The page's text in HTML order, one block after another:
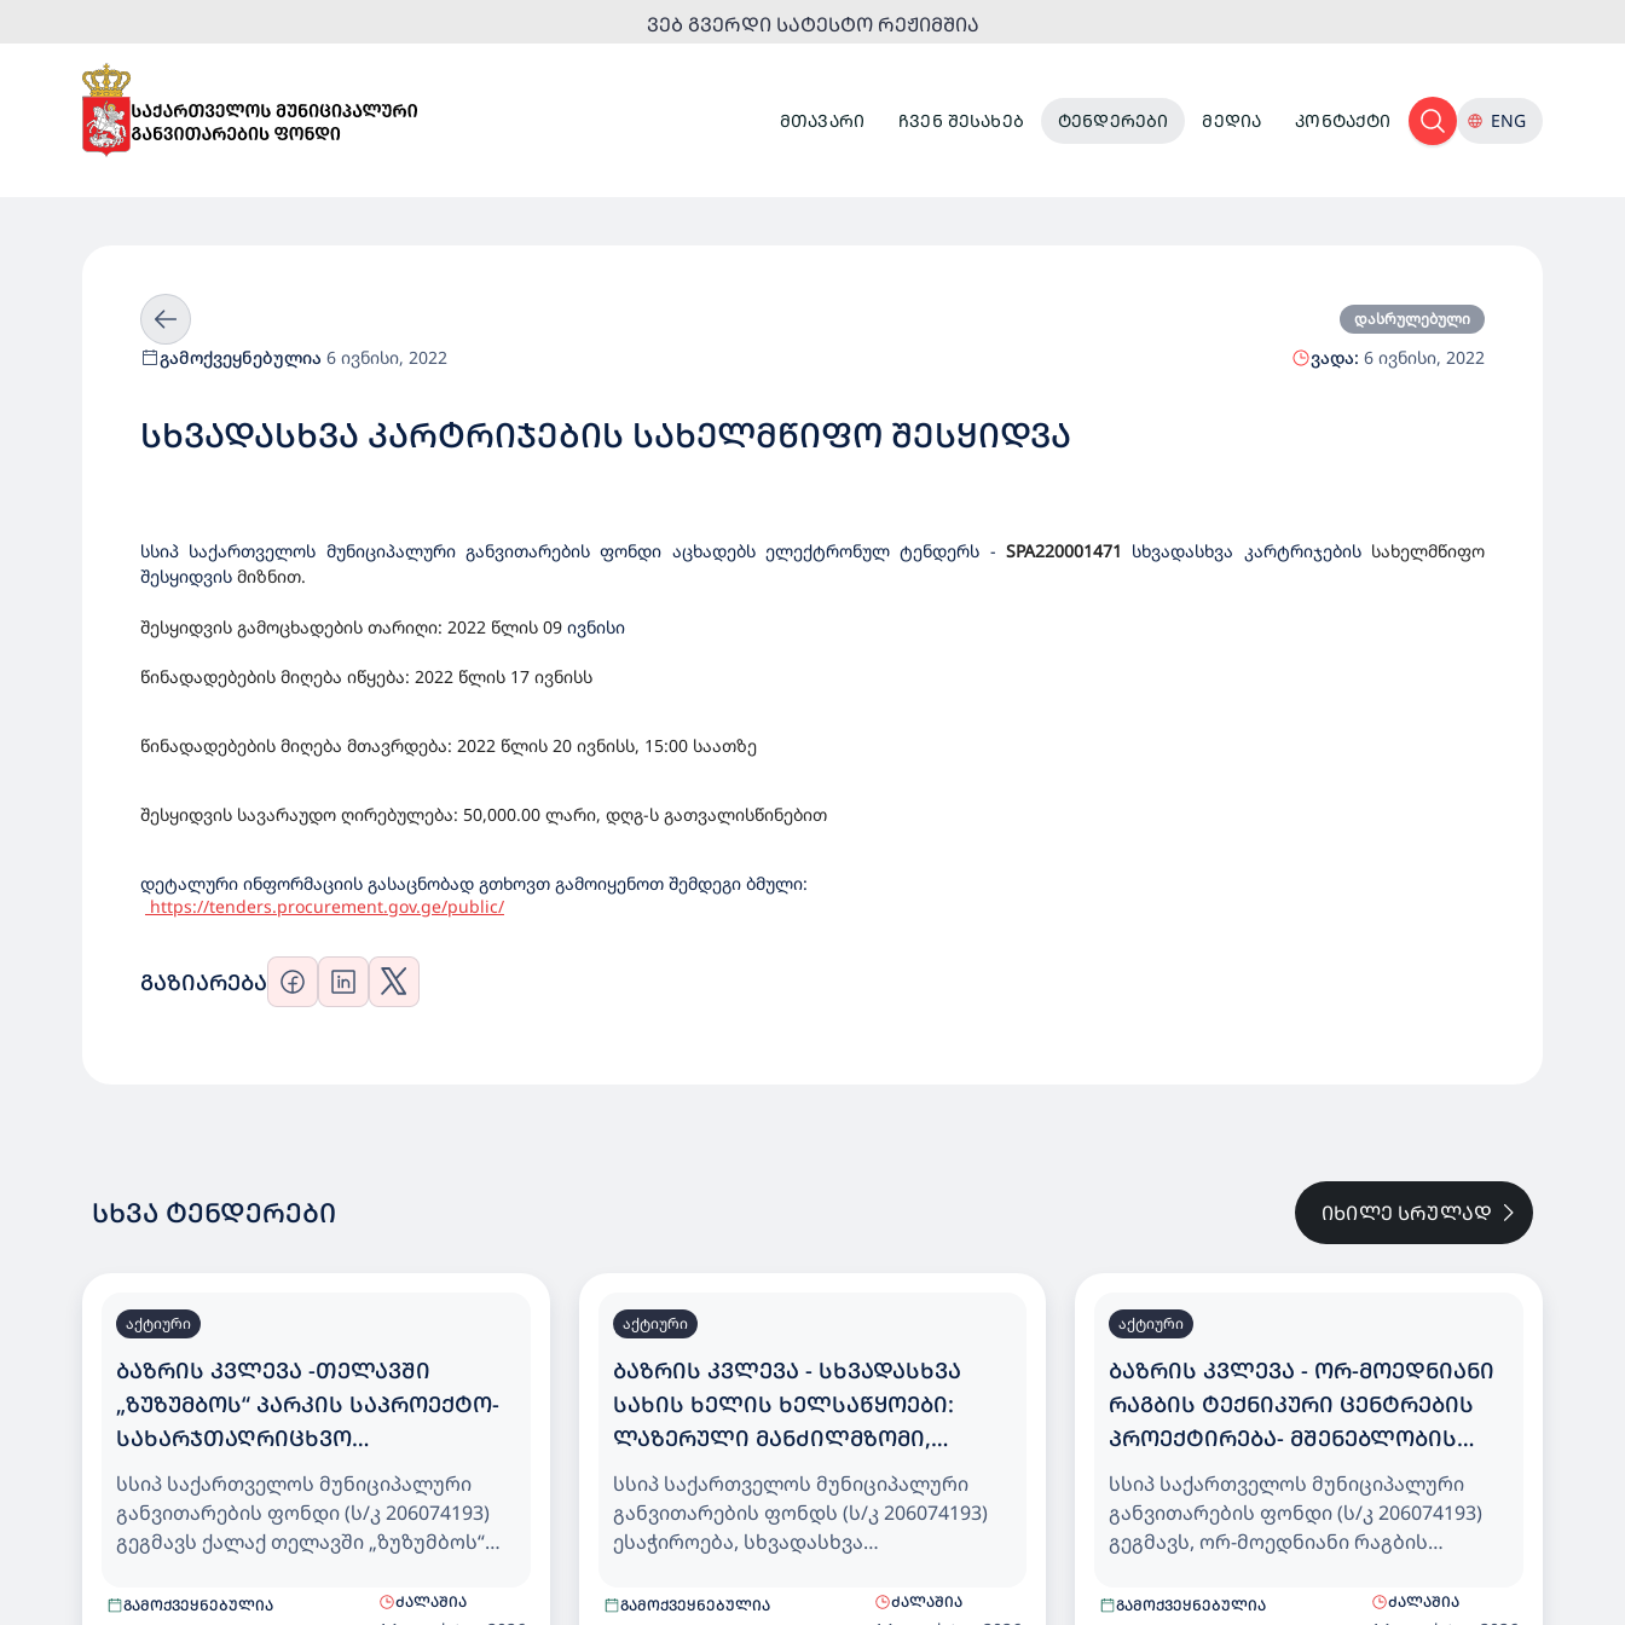
ᲕᲔᲑ ᲒᲕᲔᲠᲓᲘ ᲡᲐᲢᲔᲡᲢᲝ ᲠᲔᲟᲘᲛᲨᲘᲐ
ᲛᲗᲐᲕᲐᲠᲘ ᲩᲕᲔᲜ ᲨᲔᲡᲐᲮᲔᲑ ᲢᲔᲜᲓᲔᲠᲔᲑᲘ ᲛᲔᲓᲘᲐ ᲙᲝᲜᲢᲐᲥᲢᲘ ENG
დასრულებული
გამოქვეყნებულია 6 ივნისი, 2022 ვადა: 6 ივნისი, 2022
ᲡᲮᲕᲐᲓᲐᲡᲮᲕᲐ ᲙᲐᲠᲢᲠᲘᲯᲔᲑᲘᲡ ᲡᲐᲮᲔᲚᲛᲬᲘᲤᲝ ᲨᲔᲡᲧᲘᲓᲕᲐ
სსიპ საქართველოს მუნიციპალური განვითარების ფონდი აცხადებს ელექტრონულ ტენდერს -SPA220001471 სხვადასხვა კარტრიჯების სახელმწიფო
შესყიდვის მიზნით.
შესყიდვის გამოცხადების თარიღი: 2022 წლის 09 ივნისი
წინადადებების მიღება იწყება: 2022 წლის 17 ივნისს
წინადადებების მიღება მთავრდება: 2022 წლის 20 ივნისს, 15:00 საათზე
შესყიდვის სავარაუდო ღირებულება: 50,000.00 ლარი, დღგ-ს გათვალისწინებით
დეტალური ინფორმაციის გასაცნობად გთხოვთ გამოიყენოთ შემდეგი ბმული:
https://tenders.procurement.gov.ge/public/
ᲒᲐᲖᲘᲐᲠᲔᲑᲐ
ᲡᲮᲕᲐ ᲢᲔᲜᲓᲔᲠᲔᲑᲘ ᲘᲮᲘᲚᲔ ᲡᲠᲣᲚᲐᲓ
აქტიური
ᲑᲐᲖᲠᲘᲡ ᲙᲕᲚᲔᲕᲐ -ᲗᲔᲚᲐᲕᲨᲘ
„ᲖᲣᲖᲣᲛᲑᲝᲡ“ ᲞᲐᲠᲙᲘᲡ ᲡᲐᲞᲠᲝᲔᲥᲢᲝ-
ᲡᲐᲮᲐᲠᲯᲗᲐᲦᲠᲘᲪᲮᲕᲝ
ᲓᲝᲙᲣᲛᲔᲜᲢᲐᲪᲘᲘᲡ ᲛᲝᲛᲖᲐᲓᲔᲑᲘᲡ
ᲛᲝᲛᲡᲐᲮᲣᲠᲔᲑᲘᲡ ᲡᲐᲮᲔᲚᲛᲬᲘᲤᲝ
ᲨᲔᲡᲧᲘᲓᲕᲐ
სსიპ საქართველოს მუნიციპალური
განვითარების ფონდი (ს/კ 206074193)
გეგმავს ქალაქ თელავში „ზუზუმბოს“
დოკუმენტაციის მომზადების
ᲒᲐᲛᲝᲥᲕᲔᲧᲜᲔᲑᲣᲚᲘᲐ ᲫᲐᲚᲐᲨᲘᲐ
აქტიური
ᲑᲐᲖᲠᲘᲡ ᲙᲕᲚᲔᲕᲐ - ᲡᲮᲕᲐᲓᲐᲡᲮᲕᲐ
ᲡᲐᲮᲘᲡ ᲮᲔᲚᲘᲡ ᲮᲔᲚᲡᲐᲬᲧᲝᲔᲑᲘ:
ᲚᲐᲖᲔᲠᲣᲚᲘ ᲛᲐᲜᲫᲘᲚᲛᲖᲝᲛᲘ,
ᲡᲐᲖᲝᲛᲘ ᲠᲣᲚᲔᲢᲘ, ᲙᲔᲠᲜᲘᲡ
ᲐᲛᲝᲛᲭᲠᲔᲚᲘ, ᲨᲢᲐᲜᲒᲔᲚ ᲤᲐᲠᲒᲐᲚᲘ,
ᲨᲛᲘᲓᲢᲘᲡ ᲩᲐᲥᲣᲩᲘ, ᲒᲝᲜᲘᲝ,
სსიპ საქართველოს მუნიციპალური
განვითარების ფონდს (ს/კ 206074193)
ესაჭიროება, სხვადასხვა
მონიტორინგის ინვენტარის - ხელის
ᲒᲐᲛᲝᲥᲕᲔᲧᲜᲔᲑᲣᲚᲘᲐ ᲫᲐᲚᲐᲨᲘᲐ
აქტიური
ᲑᲐᲖᲠᲘᲡ ᲙᲕᲚᲔᲕᲐ - ᲝᲠ-ᲛᲝᲔᲓᲜᲘᲐᲜᲘ
ᲠᲐᲒᲑᲘᲡ ᲢᲔᲥᲜᲘᲙᲣᲠᲘ ᲪᲔᲜᲢᲠᲔᲑᲘᲡ
ᲞᲠᲝᲔᲥᲢᲘᲠᲔᲑᲐ- ᲛᲨᲔᲜᲔᲑᲚᲝᲑᲘᲡ
ᲨᲔᲡᲧᲘᲓᲕᲐ
სსიპ საქართველოს მუნიციპალური
განვითარების ფონდი (ს/კ 206074193)
გეგმავს, ორ-მოედნიანი რაგბის
პროექტირება მშენებლობის (CPV-
ᲒᲐᲛᲝᲥᲕᲔᲧᲜᲔᲑᲣᲚᲘᲐ ᲫᲐᲚᲐᲨᲘᲐ